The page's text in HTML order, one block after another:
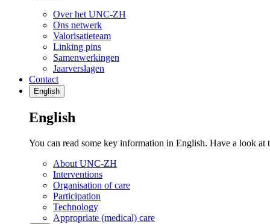
Over het UNC-ZH
Ons netwerk
Valorisatieteam
Linking pins
Samenwerkingen
Jaarverslagen
Contact
English
English
You can read some key information in English. Have a look
About UNC-ZH
Interventions
Organisation of care
Participation
Technology
Appropriate (medical) care